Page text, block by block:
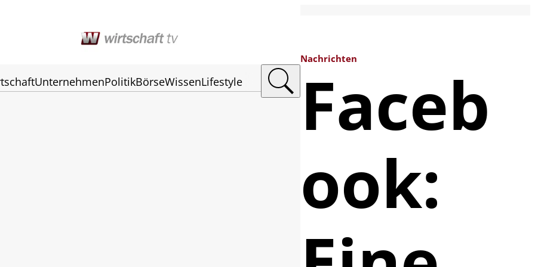
UnternehmenPolitikBörseWissenLifestyle
Nachrichten
Faceb
ook: